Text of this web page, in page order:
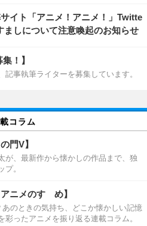
サイト「アニメ！アニメ！」Twitte
ましについて注意喚起のお知らせ
！】
記事執筆ライターを募集しています。
コラム
門V】
が、最新作から懐かしの作品まで、独
プ。
ニメのすゝめ】
あのときの気持ち、どこか懐かしい記憶
ったアニメを振り返る連載コラム。